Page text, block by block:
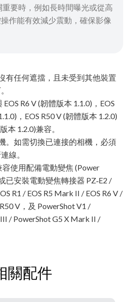
要時，例如長時間曝光或從高
作能有效減少震動，確保影像
有任何遮擋，且未受到其他裝置
R6 V (韌體版本 1.1.0)，EOS
，EOS R50 V (韌體版本 1.2.0)
本 1.2.0)兼容。
。如需切換已連接的相機，必須
線。
使用配備電動變焦 (Power
已安裝電動變焦轉接器 PZ‑E2 /
R1 / EOS R5 Mark II / EOS R6 V /
V，及 PowerShot V1 /
/ PowerShot G5 X Mark II /
關配件